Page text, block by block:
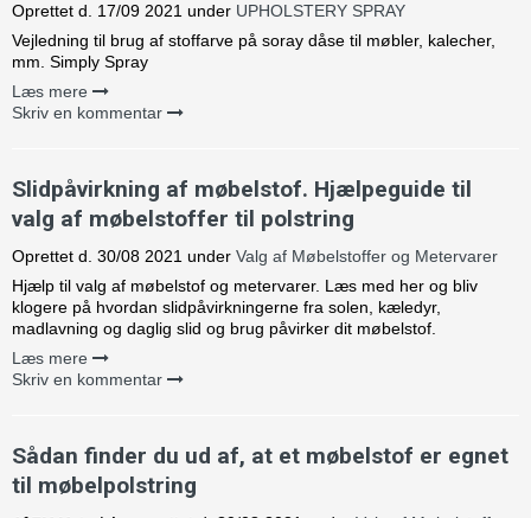
Oprettet d. 17/09 2021 under UPHOLSTERY SPRAY
Vejledning til brug af stoffarve på soray dåse til møbler, kalecher,
mm. Simply Spray
Læs mere
Skriv en kommentar
Slidpåvirkning af møbelstof. Hjælpeguide til
valg af møbelstoffer til polstring
Oprettet d. 30/08 2021 under Valg af Møbelstoffer og Metervarer
Hjælp til valg af møbelstof og metervarer. Læs med her og bliv
klogere på hvordan slidpåvirkningerne fra solen, kæledyr,
madlavning og daglig slid og brug påvirker dit møbelstof.
Læs mere
Skriv en kommentar
Sådan finder du ud af, at et møbelstof er egnet
til møbelpolstring